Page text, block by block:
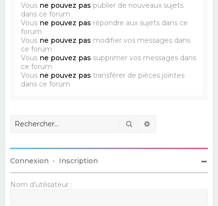
Vous ne pouvez pas publier de nouveaux sujets
dans ce forum
Vous ne pouvez pas répondre aux sujets dans ce
forum
Vous ne pouvez pas modifier vos messages dans
ce forum
Vous ne pouvez pas supprimer vos messages dans
ce forum
Vous ne pouvez pas transférer de pièces jointes
dans ce forum
Rechercher
Connexion • Inscription
Nom d’utilisateur :